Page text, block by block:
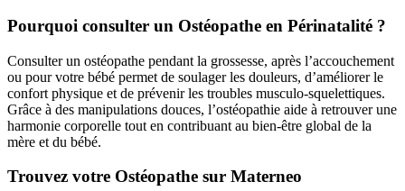
Pourquoi consulter un Ostéopathe en Périnatalité ?
Consulter un ostéopathe pendant la grossesse, après l’accouchement
ou pour votre bébé permet de soulager les douleurs, d’améliorer le
confort physique et de prévenir les troubles musculo-squelettiques.
Grâce à des manipulations douces, l’ostéopathie aide à retrouver une
harmonie corporelle tout en contribuant au bien-être global de la
mère et du bébé.
Trouvez votre Ostéopathe sur Materneo